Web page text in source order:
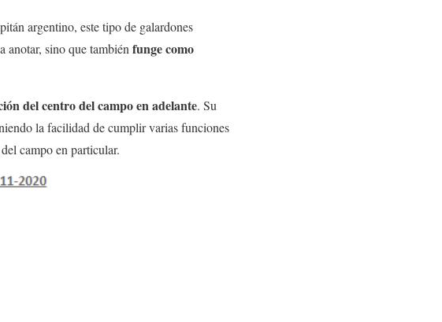
argentino, este tipo de galardones
anotar, sino que tambiénfunge como
del centro del campo en adelante. Su
la facilidad de cumplir varias funciones
campo en particular.